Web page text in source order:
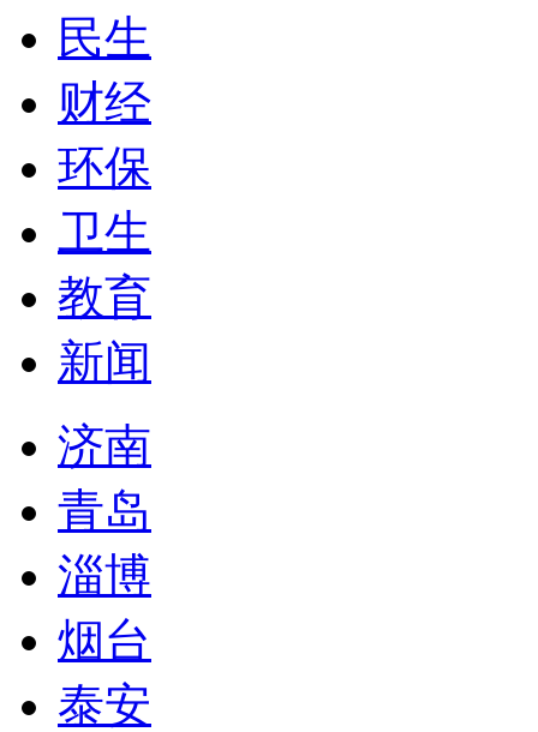
民生
财经
环保
卫生
教育
新闻
济南
青岛
淄博
烟台
泰安